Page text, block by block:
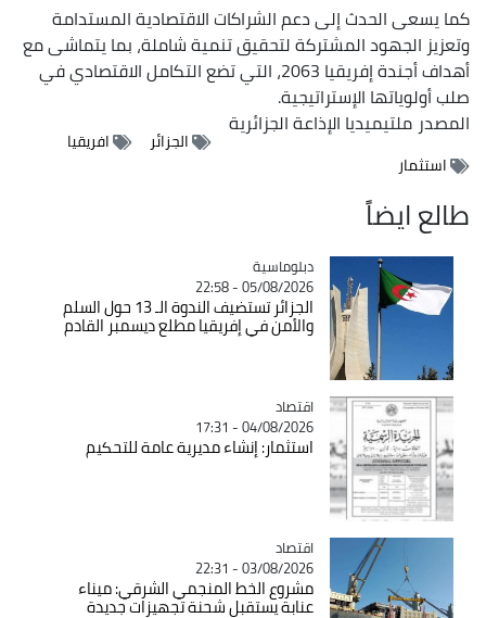
كما يسعى الحدث إلى دعم الشراكات الاقتصادية المستدامة
وتعزيز الجهود المشتركة لتحقيق تنمية شاملة، بما يتماشى مع
أهداف أجندة إفريقيا 2063، التي تضع التكامل الاقتصادي في
صلب أولوياتها الإستراتيجية.
المصدرملتيميديا الإذاعة الجزائرية
الجزائر
افريقيا
استثمار
طالع ايضاً
Catégorie
دبلوماسية
05/08/2026 - 22:58
الجزائر تستضيف الندوة الـ 13 حول السلم
والأمن في إفريقيا مطلع ديسمبر القادم
Catégorie
اقتصاد
04/08/2026 - 17:31
استثمار: إنشاء مديرية عامة للتحكيم
Catégorie
اقتصاد
03/08/2026 - 22:31
مشروع الخط المنجمي الشرقي: ميناء
عنابة يستقبل شحنة تجهيزات جديدة